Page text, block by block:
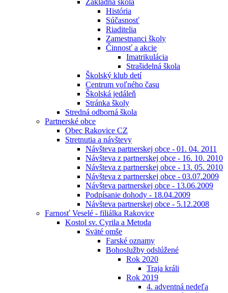
Základná škola
História
Súčasnosť
Riaditelia
Zamestnanci školy
Činnosť a akcie
Imatrikulácia
Strašidelná škola
Školský klub detí
Centrum voľného času
Školská jedáleň
Stránka školy
Stredná odborná škola
Partnerské obce
Obec Rakovice CZ
Stretnutia a návštevy
Návšteva partnerskej obce - 01. 04. 2011
Návšteva z partnerskej obce - 16. 10. 2010
Návšteva z partnerskej obce - 13. 05. 2010
Návšteva z partnerskej obce - 03.07.2009
Návšteva partnerskej obce - 13.06.2009
Podpísanie dohody - 18.04.2009
Návšteva partnerskej obce - 5.12.2008
Farnosť Veselé - filiálka Rakovice
Kostol sv. Cyrila a Metoda
Sväté omše
Farské oznamy
Bohoslužby odslúžené
Rok 2020
Traja králi
Rok 2019
4. adventná nedeľa